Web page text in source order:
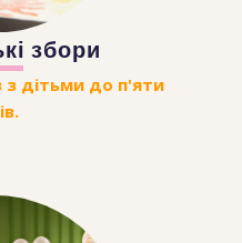
збори
з дітьми до п'яти